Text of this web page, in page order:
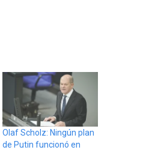
Olaf Scholz: Ningún plan
de Putin funcionó en